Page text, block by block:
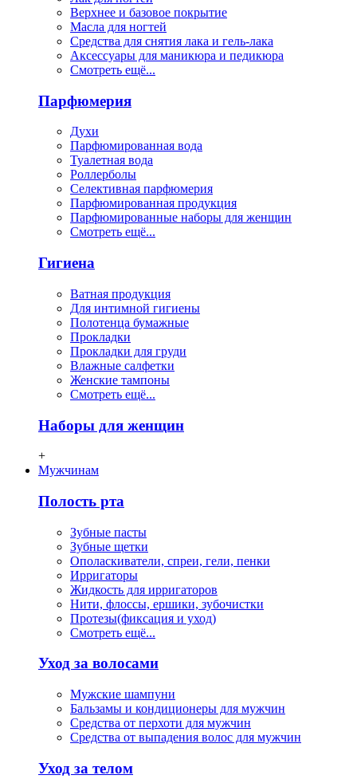
Верхнее и базовое покрытие
Масла для ногтей
Средства для снятия лака и гель-лака
Аксессуары для маникюра и педикюра
Смотреть ещё...
Парфюмерия
Духи
Парфюмированная вода
Туалетная вода
Роллерболы
Селективная парфюмерия
Парфюмированная продукция
Парфюмированные наборы для женщин
Смотреть ещё...
Гигиена
Ватная продукция
Для интимной гигиены
Полотенца бумажные
Прокладки
Прокладки для груди
Влажные салфетки
Женские тампоны
Смотреть ещё...
Наборы для женщин
+
Мужчинам
Полость рта
Зубные пасты
Зубные щетки
Ополаскиватели, спреи, гели, пенки
Ирригаторы
Жидкость для ирригаторов
Нити, флосcы, ершики, зубочистки
Протезы(фиксация и уход)
Смотреть ещё...
Уход за волосами
Мужские шампуни
Бальзамы и кондиционеры для мужчин
Средства от перхоти для мужчин
Средства от выпадения волос для мужчин
Уход за телом